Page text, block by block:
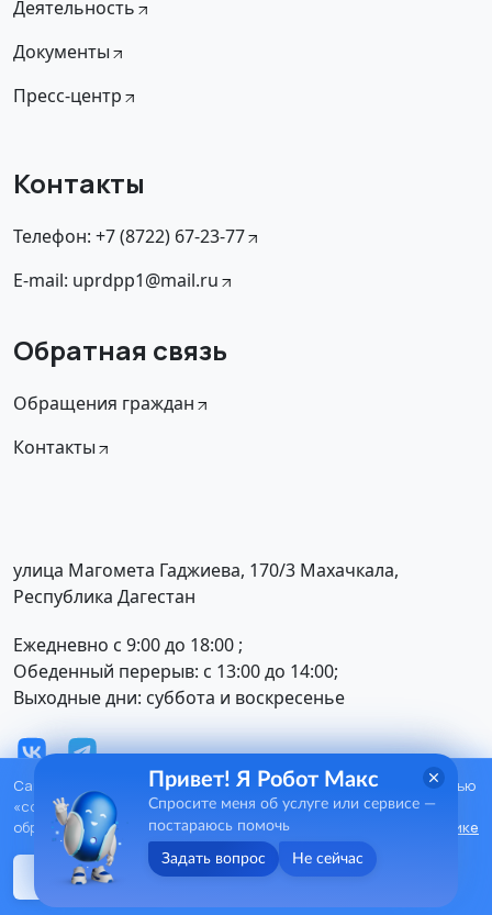
Деятельность
Документы
Пресс-центр
Контакты
Телефон: +7 (8722) 67-23-77
E-mail: uprdpp1@mail.ru
Обратная связь
Обращения граждан
Контакты
улица Магомета Гаджиева, 170/3 Махачкала,
Республика Дагестан
Ежедневно с 9:00 до 18:00 ;
Обеденный перерыв: с 13:00 до 14:00;
Выходные дни: суббота и воскресенье
© При полном или частичном использовании
материалов ссылка на сайт обязательна.
Сайт использует сервис аналитикиЯндекс Метрика
с помощью
«cookie», для удобства пользования. Вы можете запретить
обработку cookies в настройках браузера. Подробнее в
Политике
Я согласен
Привет! Я Робот Макс
Спросите меня об услуге или сервисе —
постараюсь помочь
Задать вопрос Не сейчас